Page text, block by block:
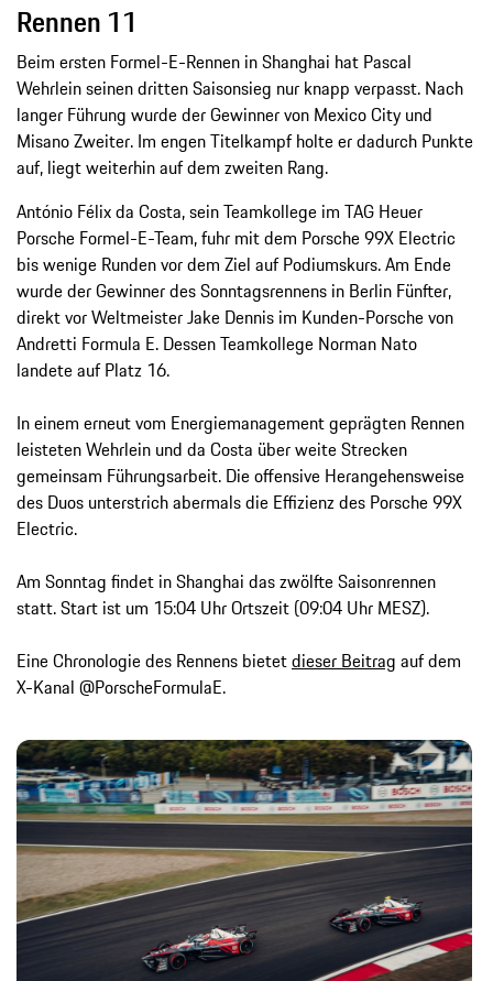
Rennen 11
Beim ersten Formel-E-Rennen in Shanghai hat Pascal
Wehrlein seinen dritten Saisonsieg nur knapp verpasst. Nach
langer Führung wurde der Gewinner von Mexico City und
Misano Zweiter. Im engen Titelkampf holte er dadurch Punkte
auf, liegt weiterhin auf dem zweiten Rang.
António Félix da Costa, sein Teamkollege im TAG Heuer
Porsche Formel-E-Team, fuhr mit dem Porsche 99X Electric
bis wenige Runden vor dem Ziel auf Podiumskurs. Am Ende
wurde der Gewinner des Sonntagsrennens in Berlin Fünfter,
direkt vor Weltmeister Jake Dennis im Kunden-Porsche von
Andretti Formula E. Dessen Teamkollege Norman Nato
landete auf Platz 16.
In einem erneut vom Energiemanagement geprägten Rennen
leisteten Wehrlein und da Costa über weite Strecken
gemeinsam Führungsarbeit. Die offensive Herangehensweise
des Duos unterstrich abermals die Effizienz des Porsche 99X
Electric.
Am Sonntag findet in Shanghai das zwölfte Saisonrennen
statt. Start ist um 15:04 Uhr Ortszeit (09:04 Uhr MESZ).
Eine Chronologie des Rennens bietetdieser Beitrag auf dem
X-Kanal @PorscheFormulaE.